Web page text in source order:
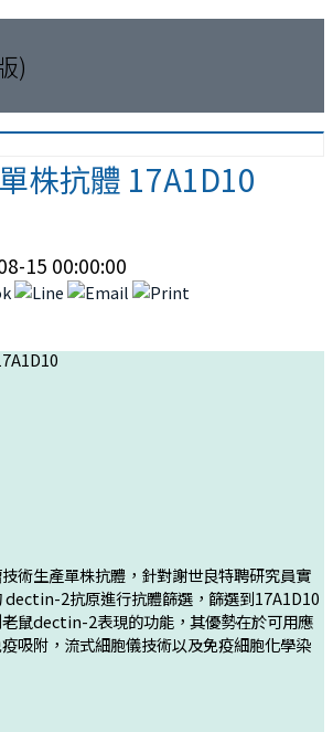
)
株抗體 17A1D10
15 00:00:00
術生產單株抗體，針對謝世良特聘研究員實
dectin-2抗原進行抗體篩選，篩選到17A1D10
老鼠dectin-2表現的功能，其優勢在於可用應
吸附，流式細胞儀技術以及免疫細胞化學染